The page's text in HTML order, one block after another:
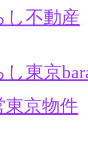
し不動産
東京
東京物件